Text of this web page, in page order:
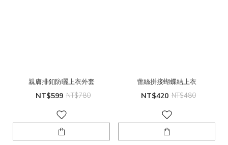
親膚排釦防曬上衣外套
NT$599 NT$780
蕾絲拼接蝴蝶結上衣
NT$420 NT$480